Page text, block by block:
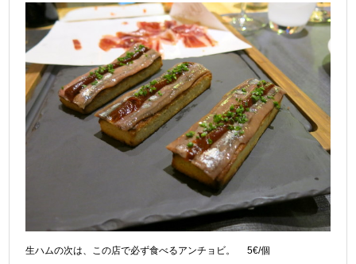
生ハムの次は、この店で必ず食べるアンチョビ。 5€/個